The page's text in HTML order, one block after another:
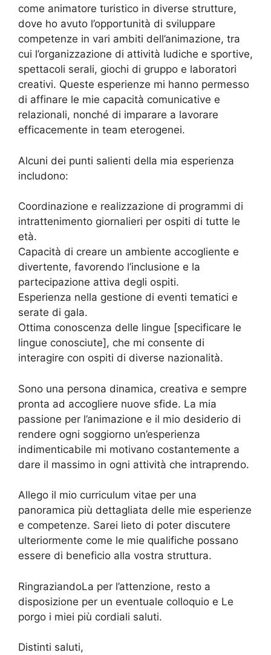
come animatore turistico in diverse strutture,
dove ho avuto l’opportunità di sviluppare
competenze in vari ambiti dell’animazione, tra
cui l’organizzazione di attività ludiche e sportive,
spettacoli serali, giochi di gruppo e laboratori
creativi. Queste esperienze mi hanno permesso
di affinare le mie capacità comunicative e
relazionali, nonché di imparare a lavorare
efficacemente in team eterogenei.
Alcuni dei punti salienti della mia esperienza
includono:
Coordinazione e realizzazione di programmi di
intrattenimento giornalieri per ospiti di tutte le
età.
Capacità di creare un ambiente accogliente e
divertente, favorendo l’inclusione e la
partecipazione attiva degli ospiti.
Esperienza nella gestione di eventi tematici e
serate di gala.
Ottima conoscenza delle lingue [specificare le
lingue conosciute], che mi consente di
interagire con ospiti di diverse nazionalità.
Sono una persona dinamica, creativa e sempre
pronta ad accogliere nuove sfide. La mia
passione per l’animazione e il mio desiderio di
rendere ogni soggiorno un’esperienza
indimenticabile mi motivano costantemente a
dare il massimo in ogni attività che intraprendo.
Allego il mio curriculum vitae per una
panoramica più dettagliata delle mie esperienze
e competenze. Sarei lieto di poter discutere
ulteriormente come le mie qualifiche possano
essere di beneficio alla vostra struttura.
RingraziandoLa per l’attenzione, resto a
disposizione per un eventuale colloquio e Le
porgo i miei più cordiali saluti.
Distinti saluti,